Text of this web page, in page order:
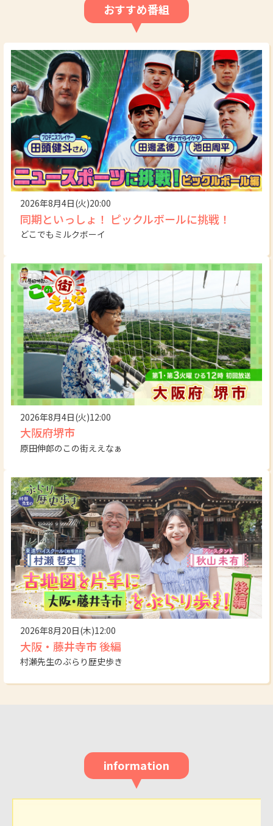
おすすめ番組
2026年8月4日(火)20:00
同期といっしょ！ ピックルボールに挑戦！
どこでもミルクボーイ
2026年8月4日(火)12:00
大阪府堺市
原田伸郎のこの街ええなぁ
2026年8月20日(木)12:00
大阪・藤井寺市 後編
村瀬先生のぶらり歴史歩き
information